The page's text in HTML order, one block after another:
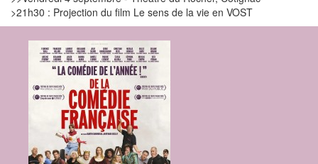
>21h30 : Projection du film Le sens de la vie en VOST